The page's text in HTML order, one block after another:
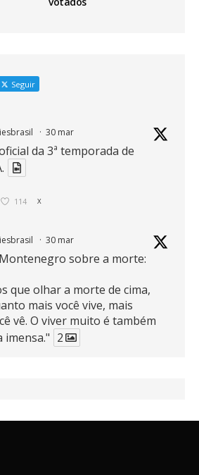
Seguir
· 30 mar
da 3ª temporada de
114 X
· 30 mar
sobre a morte:
que olhar a morte de cima,
mais você vive, mais
vê. O viver muito é também
imensa." 2